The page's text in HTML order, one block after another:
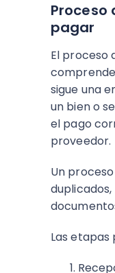
Proceso
pagar
El proceso
sigue una
un bien o
el pago
proveedor.
Un
Las etapas